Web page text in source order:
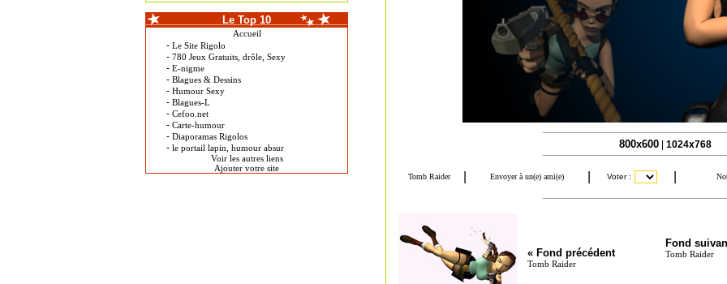
Le Top 10
Accueil
- Le Site Rigolo
- 780 Jeux Gratuits, drôle, Sexy
- E-nigme
- Blagues & Dessins
- Humour Sexy
- Blagues-L
- Cefoo.net
- Carte-humour
- Diaporamas Rigolos
- le portail lapin, humour absur
Voir les autres liens
Ajouter votre site
800x600 1024x768
« Fond précédent
Tomb Raider
Fond
Tomb Raider